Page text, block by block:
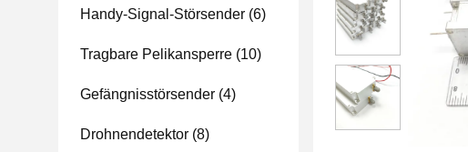
Handy-Signal-Störsender (6)
Tragbare Pelikansperre (10)
Gefängnisstörsender (4)
Drohnendetektor (8)